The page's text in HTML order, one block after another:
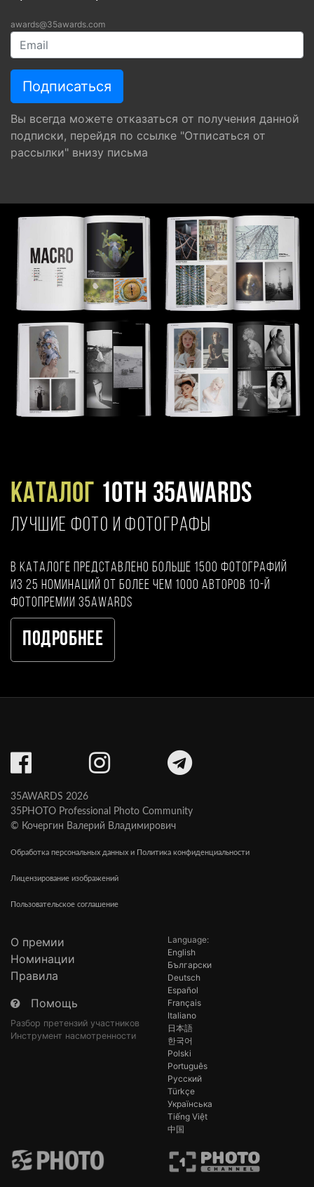
awards@35awards.com
Вы всегда можете отказаться от получения данной
подписки, перейдя по ссылке "Отписаться от
рассылки" внизу письма
Каталог 10TH 35AWARDS
ЛУЧШИЕ ФОТО И ФОТОГРАФЫ
В каталоге представлено больше 1500 фотографий
из 25 номинаций от более чем 1000 авторов 10-й
фотопремии 35AWARDS
Подробнее
35AWARDS 2026
35PHOTO Professional Photo Community
© Кочергин Валерий Владимирович
Обработка персональных данных и Политика конфиденциальности
Лицензирование изображений
Пользовательское соглашение
О премии
Номинации
Правила
Помощь
Разбор претензий участников
Инструмент насмотренности
Language:
English
Български
Deutsch
Español
Français
Italiano
日本語
한국어
Polski
Português
Русский
Türkçe
Українська
Tiếng Việt
中国